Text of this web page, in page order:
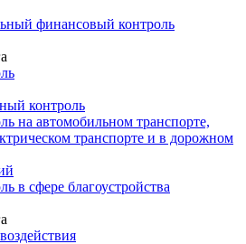
финансовый контроль
контроль
на автомобильном транспорте,
транспорте и в дорожном
в сфере благоустройства